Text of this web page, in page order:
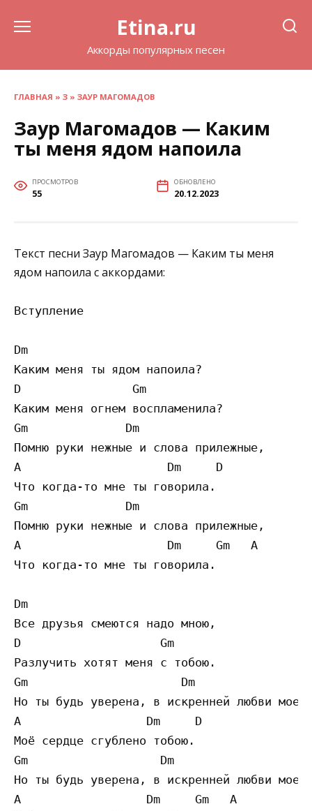
Etina.ru
Аккорды популярных песен
ГЛАВНАЯ » З » ЗАУР МАГОМАДОВ
Заур Магомадов — Каким
ты меня ядом напоила
ПРОСМОТРОВ
55
ОБНОВЛЕНО
20.12.2023
Текст песни Заур Магомадов — Каким ты меня
ядом напоила с аккордами:
Вступление
Dm
Каким меня ты ядом напоила?
D                Gm
Каким меня огнем воспламенила?
Gm              Dm
Помню руки нежные и слова прилежные,
A                     Dm     D
Что когда-то мне ты говорила.
Gm              Dm
Помню руки нежные и слова прилежные,
A                     Dm     Gm   A
Что когда-то мне ты говорила.
Dm
Все друзья смеются надо мною,
D                    Gm
Разлучить хотят меня с тобою.
Gm                      Dm
Но ты будь уверена, в искренней любви
A                  Dm     D
Моё сердце сгублено тобою.
Gm                   Dm
Но ты будь уверена, в искренней любви
A                  Dm     Gm   A